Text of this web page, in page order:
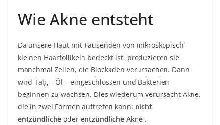
Wie Akne entsteht
Da unsere Haut mit Tausenden von mikroskopisch
kleinen Haarfollikeln bedeckt ist, produzieren sie
manchmal Zellen, die Blockaden verursachen. Dann
wird Talg – Öl – eingeschlossen und Bakterien
beginnen zu wachsen. Dies wiederum verursacht Akne,
die in zwei Formen auftreten kann: nicht
entzündliche oder entzündliche Akne .